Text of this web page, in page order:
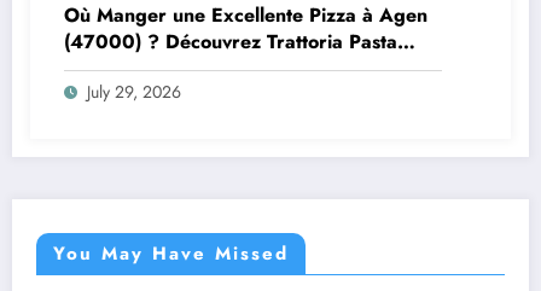
Où Manger une Excellente Pizza à Agen
(47000) ? Découvrez Trattoria Pasta
Pizza Brax
July 29, 2026
You May Have Missed